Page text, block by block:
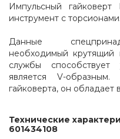
Импульсный
инструмент с торсионами.
Данные
необходимый крутящий
службы
является V-
гайковерта, он
Технические
601434108